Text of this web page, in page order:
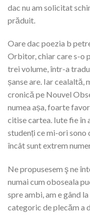
dac nu am solicitat
prăduit.
Oare dac poezia b
Orbitor, chiar care s-o
trei volume, într-a
șanse are. Iar cealaltă,
cronică pe Nouvel
numea așa, foarte
citise cartea. Iute fie în
studenți ce mi-ori sono
încât sunt extrem
Ne propusesem ş ne
numai cum oboseala
spre ambi, am e gând
categoric de plecăm a